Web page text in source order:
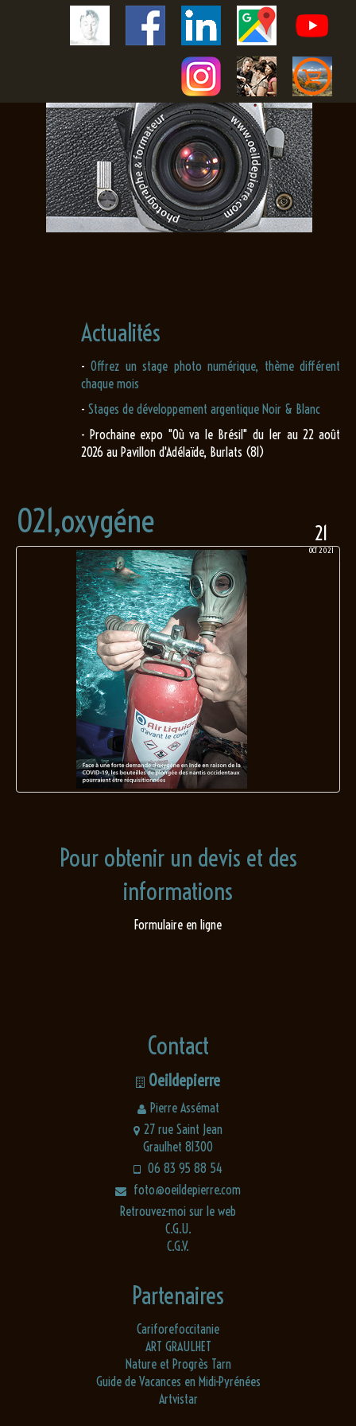
Actualités
-Offrez un stage photo numérique, thème différent
chaque mois
- Stages de développement argentique Noir & Blanc
- Prochaine expo "Où va le Brésil" du 1er au 22 août
2026 au Pavillon d'Adélaïde, Burlats (81)
21
OCT 2021
021,oxygéne
Pour obtenir un devis et des
informations
Formulaire en ligne
Contact
Oeildepierre
Pierre Assémat
27 rue Saint Jean
Graulhet 81300
06 83 95 88 54
foto@oeildepierre.com
Retrouvez-moi sur le web
C.G.U.
C.G.V.
Partenaires
Cariforefoccitanie
ART GRAULHET
Nature et Progrès Tarn
Guide de Vacances en Midi-Pyrénées
Artvistar